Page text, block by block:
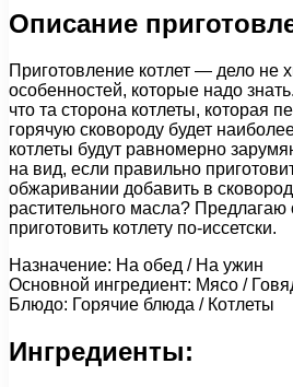
Описание
Приготовление котлет — дело не
особенностей, которые надо
что та сторона котлеты, которая
горячую сковороду будет
котлеты будут равномерно
на вид, если правильно
обжаривании добавить в
растительного масла? Предлагаю
приготовить котлету по-иссетски.
Назначение: На обед / На ужин
Основной ингредиент: Мясо /
Блюдо: Горячие блюда / Котлеты
Ингредиенты: